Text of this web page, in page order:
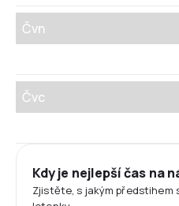
Čvn
Čvc
Kdy je nejlepší čas na
Zjistěte, s jakým